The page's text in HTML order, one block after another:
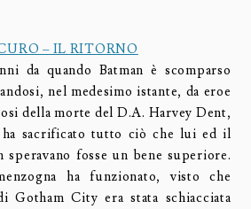
– IL RITORNO
da quando Batman è scomparso
nel medesimo istante, da eroe
della morte del D.A. Harvey Dent,
sacrificato tutto ciò che lui ed il
speravano fosse un bene superiore.
ha funzionato, visto che
Gotham City era stata schiacciata